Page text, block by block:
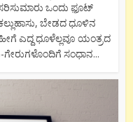
ಒಂದು ಫ಼ೂಟ್
ಬೇಡದ ಧೂಳಿನ
ಎದ್ದ ಧೂಳೆಲ್ಲವೂ ಯಂತ್ರದ
ಸಂಧಾನ...